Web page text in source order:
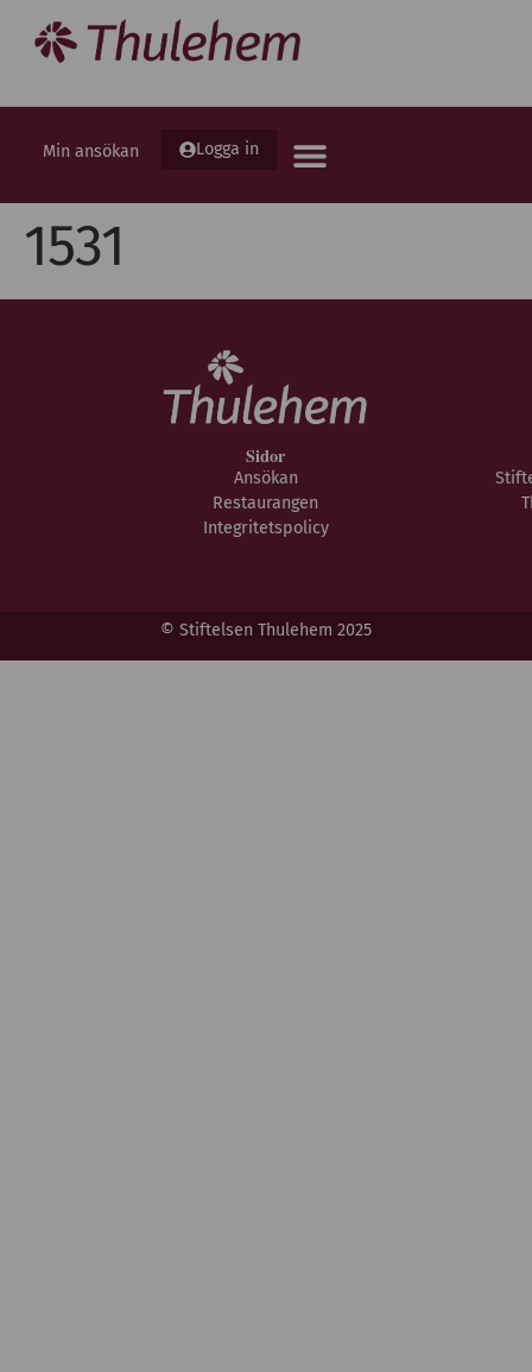
Min ansökan Logga in
1531
Sidor
Ansökan
Restaurangen
Integritetspolicy
© Stiftelsen Thulehem 2025